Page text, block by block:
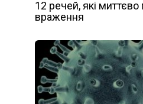
12 речей, які
враження